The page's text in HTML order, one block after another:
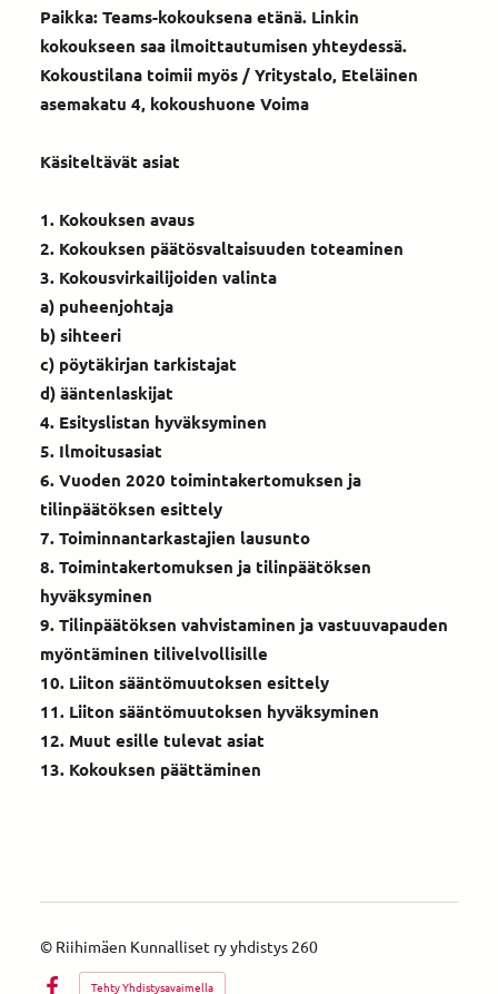
Paikka: Teams-kokouksena etänä. Linkin
kokoukseen saa ilmoittautumisen yhteydessä.
Kokoustilana toimii myös / Yritystalo, Eteläinen
asemakatu 4, kokoushuone Voima
Käsiteltävät asiat
1. Kokouksen avaus
2. Kokouksen päätösvaltaisuuden toteaminen
3. Kokousvirkailijoiden valinta
a) puheenjohtaja
b) sihteeri
c) pöytäkirjan tarkistajat
d) ääntenlaskijat
4. Esityslistan hyväksyminen
5. Ilmoitusasiat
6. Vuoden 2020 toimintakertomuksen ja
tilinpäätöksen esittely
7. Toiminnantarkastajien lausunto
8. Toimintakertomuksen ja tilinpäätöksen
hyväksyminen
9. Tilinpäätöksen vahvistaminen ja vastuuvapauden
myöntäminen tilivelvollisille
10. Liiton sääntömuutoksen esittely
11. Liiton sääntömuutoksen hyväksyminen
12. Muut esille tulevat asiat
13. Kokouksen päättäminen
© Riihimäen Kunnalliset ry yhdistys 260
Tehty Yhdistysavaimella